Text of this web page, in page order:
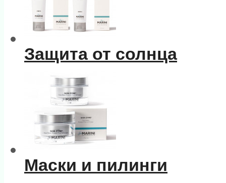
Защита от солнца
Маски и пилинги